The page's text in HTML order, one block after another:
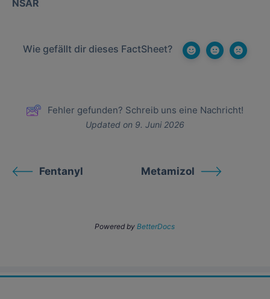
NSAR
Wie gefällt dir dieses FactSheet?
Fehler gefunden? Schreib uns eine Nachricht!
Updated on 9. Juni 2026
Fentanyl Metamizol
Powered byBetterDocs